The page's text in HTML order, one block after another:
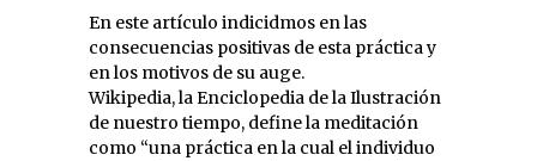
En este artículo indicidmos en las
consecuencias positivas de esta práctica y
en los motivos de su auge.
Wikipedia, la Enciclopedia de la Ilustración
de nuestro tiempo, define la meditación
como “una práctica en la cual el individuo